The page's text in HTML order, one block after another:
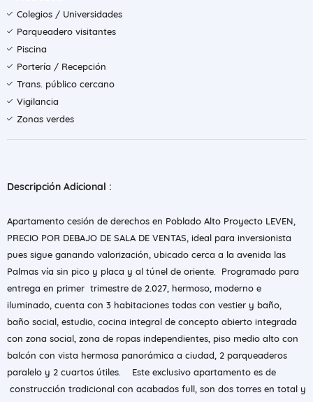
Colegios / Universidades
Parqueadero visitantes
Piscina
Portería / Recepción
Trans. público cercano
Vigilancia
Zonas verdes
Descripción Adicional :
Apartamento cesión de derechos en Poblado Alto Proyecto LEVEN,
PRECIO POR DEBAJO DE SALA DE VENTAS, ideal para inversionista
pues sigue ganando valorización, ubicado cerca a la avenida las
Palmas vía sin pico y placa y al túnel de oriente. Programado para
entrega en primer trimestre de 2.027, hermoso, moderno e
iluminado, cuenta con 3 habitaciones todas con vestier y baño,
baño social, estudio, cocina integral de concepto abierto integrada
con zona social, zona de ropas independientes, piso medio alto con
balcón con vista hermosa panorámica a ciudad, 2 parqueaderos
paralelo y 2 cuartos útiles. Este exclusivo apartamento es de
construcción tradicional con acabados full, son dos torres en total y